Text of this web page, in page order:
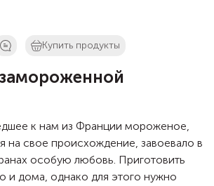
Купить продукты
к нам из Франции мороженое,
на свое происхождение, завоевало в
особую любовь. Приготовить
и дома, однако для этого нужно